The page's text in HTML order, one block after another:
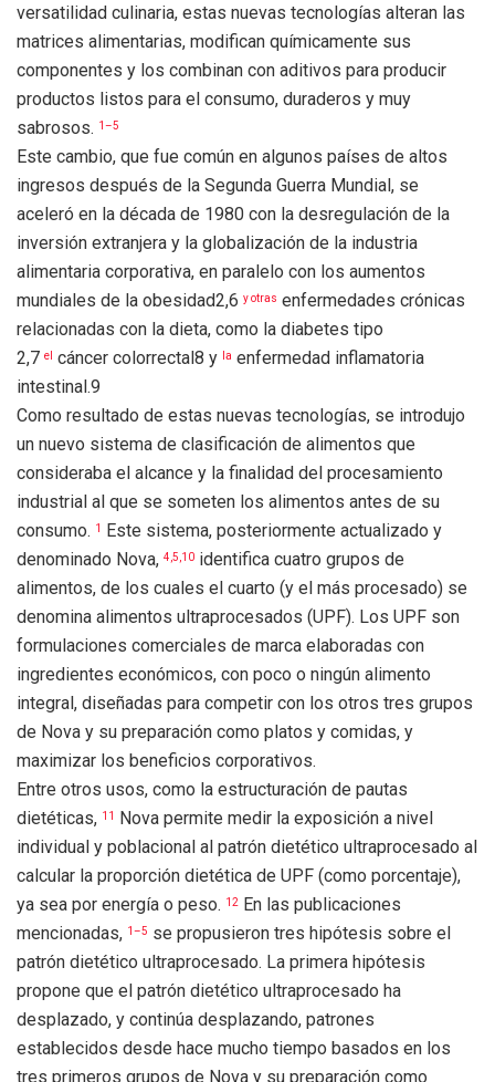
versatilidad culinaria, estas nuevas tecnologías alteran las
matrices alimentarias, modifican químicamente sus
componentes y los combinan con aditivos para producir
productos listos para el consumo, duraderos y muy
sabrosos. 1–5
Este cambio, que fue común en algunos países de altos
ingresos después de la Segunda Guerra Mundial, se
aceleró en la década de 1980 con la desregulación de la
inversión extranjera y la globalización de la industria
alimentaria corporativa, en paralelo con los aumentos
mundiales de la obesidad2,6 yotras enfermedades crónicas
relacionadas con la dieta, como la diabetes tipo
2,7 el cáncer colorrectal8 y la enfermedad inflamatoria
intestinal.9
Como resultado de estas nuevas tecnologías, se introdujo
un nuevo sistema de clasificación de alimentos que
consideraba el alcance y la finalidad del procesamiento
industrial al que se someten los alimentos antes de su
consumo. 1
Este sistema, posteriormente actualizado y
denominado Nova, 4,5,10 identifica cuatro grupos de
alimentos, de los cuales el cuarto (y el más procesado) se
denomina alimentos ultraprocesados ​​(UPF). Los UPF son
formulaciones comerciales de marca elaboradas con
ingredientes económicos, con poco o ningún alimento
integral, diseñadas para competir con los otros tres grupos
de Nova y su preparación como platos y comidas, y
maximizar los beneficios corporativos.
Entre otros usos, como la estructuración de pautas
dietéticas, 11
Nova permite medir la exposición a nivel
individual y poblacional al patrón dietético ultraprocesado al
calcular la proporción dietética de UPF (como porcentaje),
ya sea por energía o peso. 12 En las publicaciones
mencionadas, 1–5 se propusieron tres hipótesis sobre el
patrón dietético ultraprocesado. La primera hipótesis
propone que el patrón dietético ultraprocesado ha
desplazado, y continúa desplazando, patrones
establecidos desde hace mucho tiempo basados ​​en los
tres primeros grupos de Nova y su preparación como